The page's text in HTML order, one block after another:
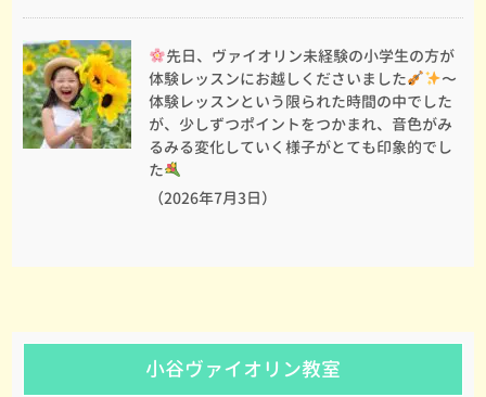
先日、ヴァイオリン未経験の小学生の方が
体験レッスンにお越しくださいました
〜
体験レッスンという限られた時間の中でした
が、少しずつポイントをつかまれ、音色がみ
るみる変化していく様子がとても印象的でし
た
（2026年7月3日）
小谷ヴァイオリン教室